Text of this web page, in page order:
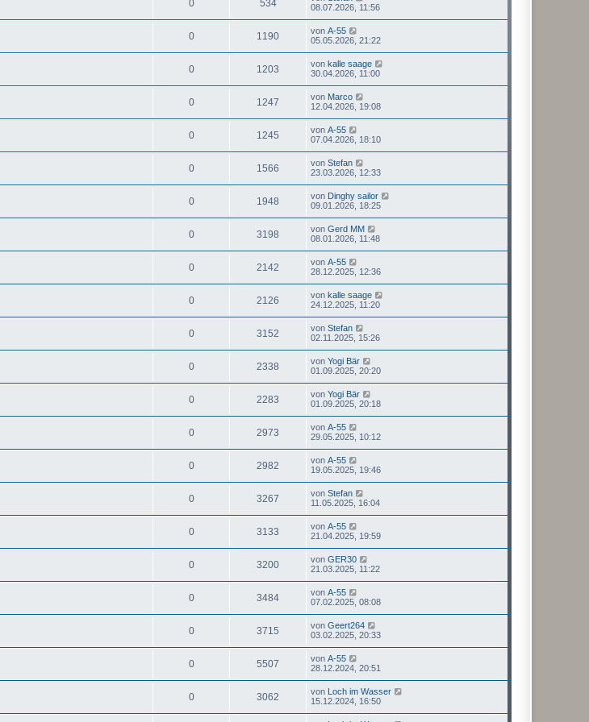
0 534
08.07.2026, 11:56
0 1190 von A-55
05.05.2026, 21:22
0 1203 von kalle saage
30.04.2026, 11:00
0 1247 von Marco
12.04.2026, 19:08
0 1245 von A-55
07.04.2026, 18:10
0 1566 von Stefan
23.03.2026, 12:33
0 1948 von Dinghy sailor
09.01.2026, 18:25
0 3198 von Gerd MM
08.01.2026, 11:48
0 2142 von A-55
28.12.2025, 12:36
0 2126 von kalle saage
24.12.2025, 11:20
0 3152 von Stefan
02.11.2025, 15:26
0 2338 von Yogi Bär
01.09.2025, 20:20
0 2283 von Yogi Bär
01.09.2025, 20:18
0 2973 von A-55
29.05.2025, 10:12
0 2982 von A-55
19.05.2025, 19:46
0 3267 von Stefan
11.05.2025, 16:04
0 3133 von A-55
21.04.2025, 19:59
0 3200 von GER30
21.03.2025, 11:22
0 3484 von A-55
07.02.2025, 08:08
0 3715 von Geert264
03.02.2025, 20:33
0 5507 von A-55
28.12.2024, 20:51
0 3062 von Loch im Wasser
15.12.2024, 16:50